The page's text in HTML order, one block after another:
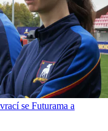
se Futurama a